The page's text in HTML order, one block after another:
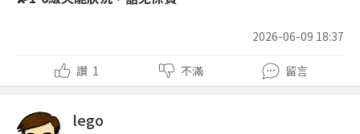
2026-06-09 18:37
讚 1 不滿 留言
lego